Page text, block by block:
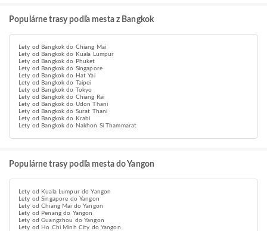
Populárne trasy podľa mesta z Bangkok
Lety od Bangkok do Chiang Mai
Lety od Bangkok do Kuala Lumpur
Lety od Bangkok do Phuket
Lety od Bangkok do Singapore
Lety od Bangkok do Hat Yai
Lety od Bangkok do Taipei
Lety od Bangkok do Tokyo
Lety od Bangkok do Chiang Rai
Lety od Bangkok do Udon Thani
Lety od Bangkok do Surat Thani
Lety od Bangkok do Krabi
Lety od Bangkok do Nakhon Si Thammarat
Populárne trasy podľa mesta do Yangon
Lety od Kuala Lumpur do Yangon
Lety od Singapore do Yangon
Lety od Chiang Mai do Yangon
Lety od Penang do Yangon
Lety od Guangzhou do Yangon
Lety od Ho Chi Minh City do Yangon